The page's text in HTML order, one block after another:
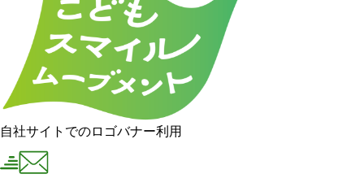
自社サイトでのロゴバナー利用